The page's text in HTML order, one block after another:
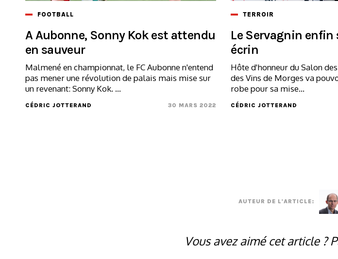
FOOTBALL
A Aubonne, Sonny Kok est attendu
en sauveur
Malmené en championnat, le FC Aubonne n'entend
pas mener une révolution de palais mais mise sur
un revenant: Sonny Kok. ...
CÉDRIC JOTTERAND 30 MARS 2022
TERROIR
Le Servagnin enfin
écrin
Hôte d'honneur du Salon
des Vins de Morges va
robe pour sa mise...
CÉDRIC JOTTERAND
AUTEUR DE L'ARTICLE:
Vous avez aimé cet article ?